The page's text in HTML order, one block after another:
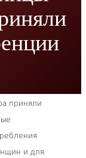
приняли
и для